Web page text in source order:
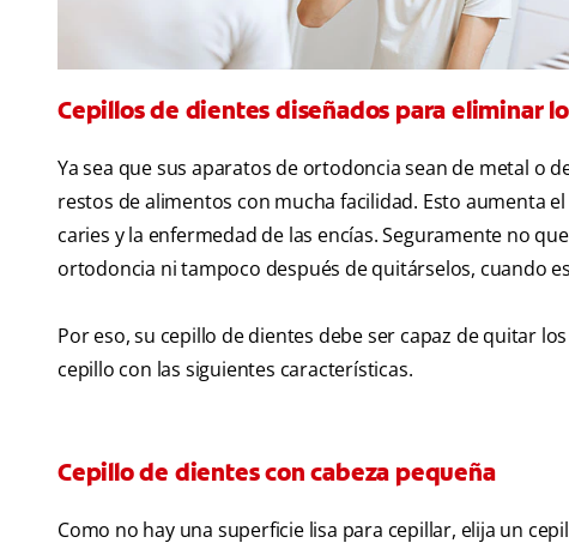
Cepillos de dientes diseñados para eliminar
Ya sea que sus aparatos de ortodoncia sean de metal o
restos de alimentos con mucha facilidad. Esto aumenta
caries y la enfermedad de las encías. Seguramente no
ortodoncia ni tampoco después de quitárselos, cuando
Por eso, su cepillo de dientes debe ser capaz de quitar
cepillo con las siguientes características.
Cepillo de dientes con cabeza pequeña
Como no hay una superficie lisa para cepillar, elija un